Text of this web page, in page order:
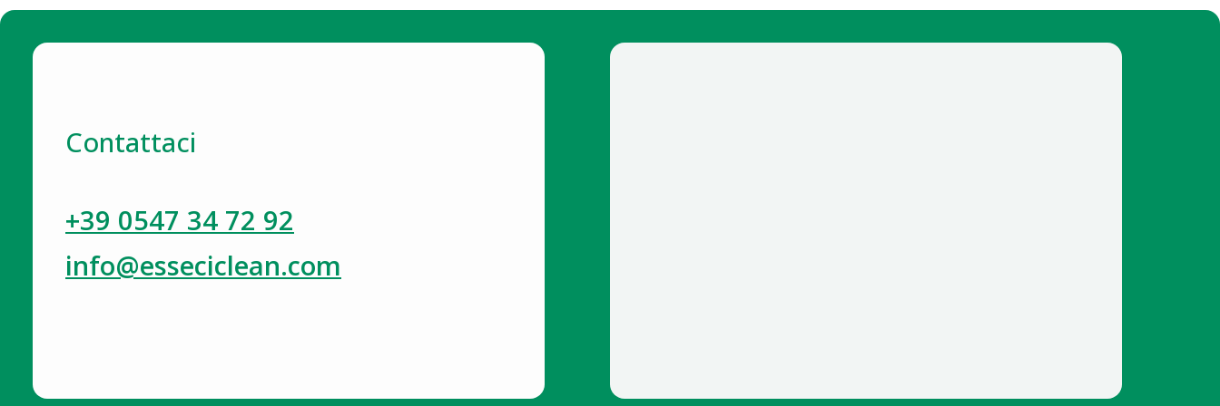
Contattaci
+39 0547 34 72 92
info@esseciclean.com